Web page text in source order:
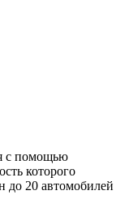
с помощью
которого
до 20 автомобилей